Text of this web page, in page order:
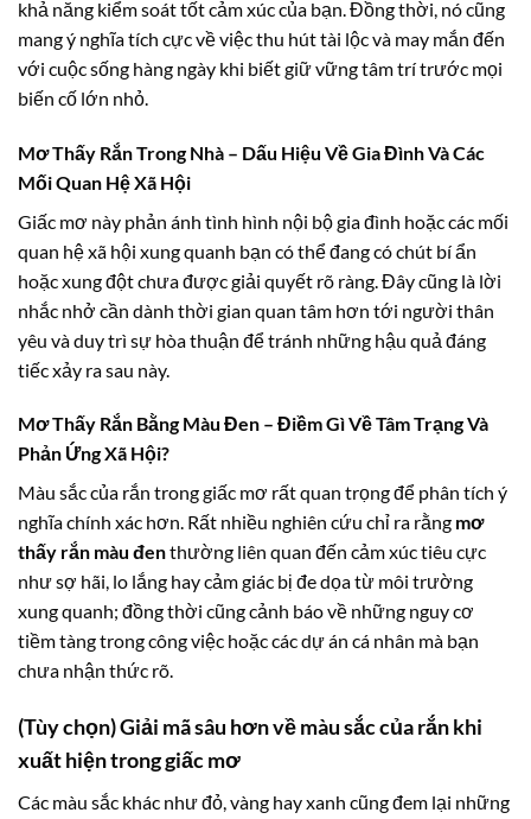
khả năng kiểm soát tốt cảm xúc của bạn. Đồng thời, nó cũng
mang ý nghĩa tích cực về việc thu hút tài lộc và may mắn đến
với cuộc sống hàng ngày khi biết giữ vững tâm trí trước mọi
biến cố lớn nhỏ.
Mơ Thấy Rắn Trong Nhà – Dấu Hiệu Về Gia Đình Và Các
Mối Quan Hệ Xã Hội
Giấc mơ này phản ánh tình hình nội bộ gia đình hoặc các mối
quan hệ xã hội xung quanh bạn có thể đang có chút bí ẩn
hoặc xung đột chưa được giải quyết rõ ràng. Đây cũng là lời
nhắc nhở cần dành thời gian quan tâm hơn tới người thân
yêu và duy trì sự hòa thuận để tránh những hậu quả đáng
tiếc xảy ra sau này.
Mơ Thấy Rắn Bằng Màu Đen – Điềm Gì Về Tâm Trạng Và
Phản Ứng Xã Hội?
Màu sắc của rắn trong giấc mơ rất quan trọng để phân tích ý
nghĩa chính xác hơn. Rất nhiều nghiên cứu chỉ ra rằng mơ
thấy rắn màu đenthường liên quan đến cảm xúc tiêu cực
như sợ hãi, lo lắng hay cảm giác bị đe dọa từ môi trường
xung quanh; đồng thời cũng cảnh báo về những nguy cơ
tiềm tàng trong công việc hoặc các dự án cá nhân mà bạn
chưa nhận thức rõ.
(Tùy chọn) Giải mã sâu hơn về màu sắc của rắn khi
xuất hiện trong giấc mơ
Các màu sắc khác như đỏ, vàng hay xanh cũng đem lại những